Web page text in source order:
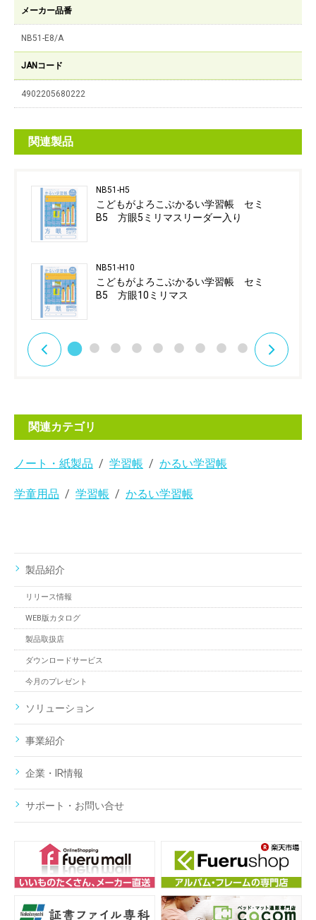
メーカー品番
NB51-E8/A
JANコード
4902205680222
関連製品
NB51-H5
こどもがよろこぶかるい学習帳 セミ
B5 方眼5ミリマスリーダー入り
NB51-H10
こどもがよろこぶかるい学習帳 セミ
B5 方眼10ミリマス
関連カテゴリ
ノート・紙製品 学習帳 かるい学習帳
学童用品 学習帳 かるい学習帳
製品紹介
リリース情報
WEB版カタログ
製品取扱店
ダウンロードサービス
今月のプレゼント
ソリューション
事業紹介
企業・IR情報
サポート・お問い合せ